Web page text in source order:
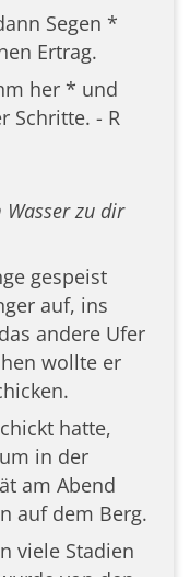
Segen *
Ertrag.
her * und
Schritte. - R
zu dir
gespeist
auf, ins
andere Ufer
wollte er
hatte,
in der
am Abend
auf dem Berg.
viele Stadien